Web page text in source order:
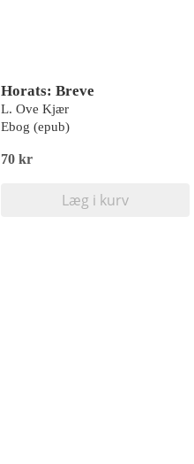
Horats: Breve
L. Ove Kjær
Ebog (epub)
70 kr
Læg i kurv